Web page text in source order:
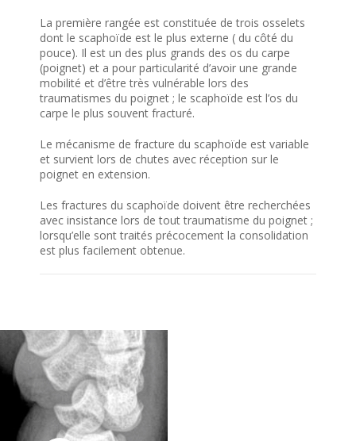
La première rangée est constituée de trois osselets
dont le scaphoïde est le plus externe ( du côté du
pouce). Il est un des plus grands des os du carpe
(poignet) et a pour particularité d’avoir une grande
mobilité et d’être très vulnérable lors des
traumatismes du poignet ; le scaphoïde est l’os du
carpe le plus souvent fracturé.
Le mécanisme de fracture du scaphoïde est variable
et survient lors de chutes avec réception sur le
poignet en extension.
Les fractures du scaphoïde doivent être recherchées
avec insistance lors de tout traumatisme du poignet ;
lorsqu’elle sont traités précocement la consolidation
est plus facilement obtenue.